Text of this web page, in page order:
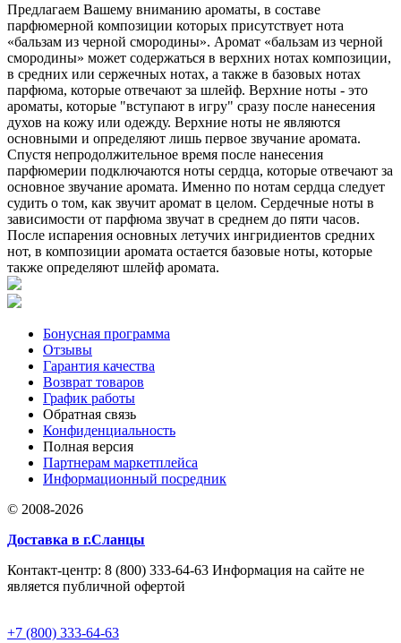
Предлагаем Вашему вниманию ароматы, в составе
парфюмерной композиции которых присутствует нота
«бальзам из черной смородины». Аромат «бальзам из черной
смородины» может содержаться в верхних нотах композиции,
в средних или сержечных нотах, а также в базовых нотах
парфюма, которые отвечают за шлейф. Верхние ноты - это
ароматы, которые "вступают в игру" сразу после нанесения
духов на кожу или одежду. Верхние ноты не являются
основными и определяют лишь первое звучание аромата.
Спустя непродолжительное время после нанесения
парфюмерии подключаются ноты сердца, которые отвечают за
основное звучание аромата. Именно по нотам сердца следует
судить о том, как звучит аромат в целом. Сердечные ноты в
зависимости от парфюма звучат в среднем до пяти часов.
После испарения основных летучих ингридиентов средних
нот, в композиции аромата остается базовые ноты, которые
также определяют шлейф аромата.
Бонусная программа
Отзывы
Гарантия качества
Возврат товаров
График работы
Обратная связь
Конфиденциальность
Полная версия
Партнерам маркетплейса
Информационный посредник
© 2008-2026
Доставка в г.Сланцы
Контакт-центр: 8 (800) 333-64-63 Информация на сайте не
является публичной офертой
+7 (800) 333-64-63